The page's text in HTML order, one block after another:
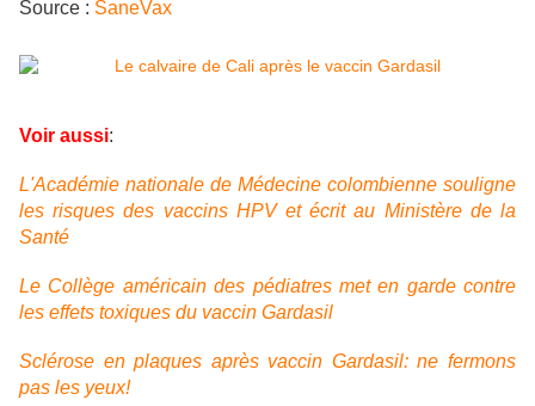
Source : SaneVax
Voir aussi:
L'Académie nationale de Médecine colombienne souligne
les risques des vaccins HPV et écrit au Ministère de la
Santé
Le Collège américain des pédiatres met en garde contre
les effets toxiques du vaccin Gardasil
Sclérose en plaques après vaccin Gardasil: ne fermons
pas les yeux!